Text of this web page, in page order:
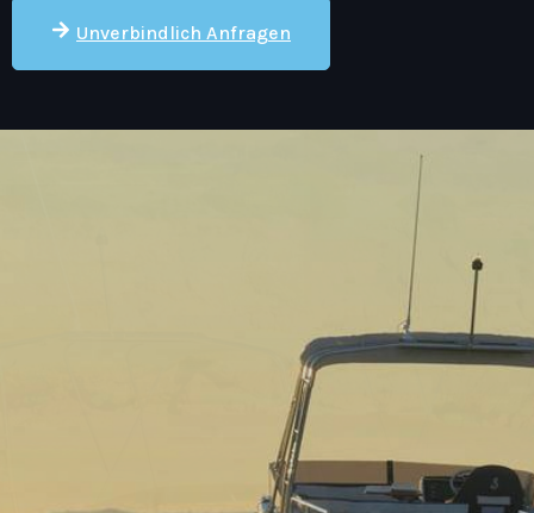
Unverbindlich Anfragen